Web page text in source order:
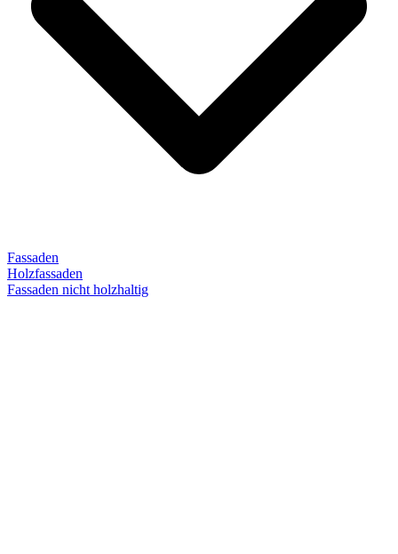
Fassaden
Holzfassaden
Fassaden nicht holzhaltig